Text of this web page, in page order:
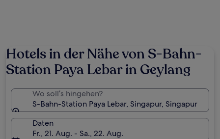
Hotels in der Nähe von S-Bahn-
Station Paya Lebar in Geylang
Wo soll’s hingehen?
S-Bahn-Station Paya Lebar, Singapur, Singapur
Daten
Fr., 21. Aug. - Sa., 22. Aug.